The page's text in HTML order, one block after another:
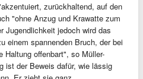
zurückhaltend, auf den
"ohne Anzug und Krawatte zum
Jugendlichkeit jedoch wird das
einem spannenden Bruch, der bei
Haltung offenbart", so Müller-
ist der Beweis dafür, wie lässig